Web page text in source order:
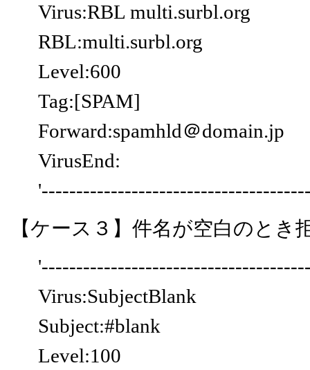
Virus:RBL multi.surbl.org
RBL:multi.surbl.org
Level:600
Tag:[SPAM]
Forward:spamhld＠domain.jp
VirusEnd:
【ケース３】件名が空白のとき
Virus:SubjectBlank
Subject:#blank
Level:100